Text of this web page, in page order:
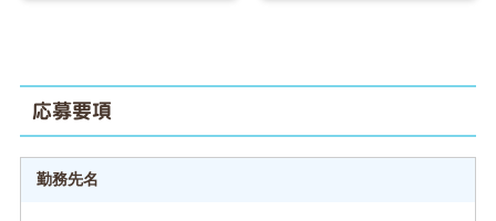
応募要項
勤務先名